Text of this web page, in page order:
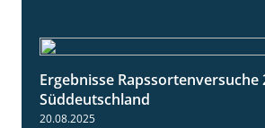
Ergebnisse Rapssortenversuche
Süddeutschland
20.08.2025